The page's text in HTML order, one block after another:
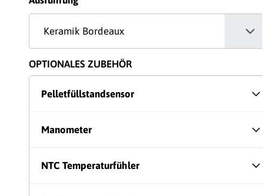
OPTIONALES ZUBEHÖR
Pelletfüllstandsensor
Manometer
NTC Temperaturfühler